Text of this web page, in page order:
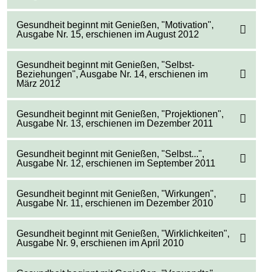
Gesundheit beginnt mit Genießen, "Motivation",
Ausgabe Nr. 15, erschienen im August 2012
Gesundheit beginnt mit Genießen, "Selbst-
Beziehungen", Ausgabe Nr. 14, erschienen im
März 2012
Gesundheit beginnt mit Genießen, "Projektionen",
Ausgabe Nr. 13, erschienen im Dezember 2011
Gesundheit beginnt mit Genießen, "Selbst...",
Ausgabe Nr. 12, erschienen im September 2011
Gesundheit beginnt mit Genießen, "Wirkungen",
Ausgabe Nr. 11, erschienen im Dezember 2010
Gesundheit beginnt mit Genießen, "Wirklichkeiten",
Ausgabe Nr. 9, erschienen im April 2010